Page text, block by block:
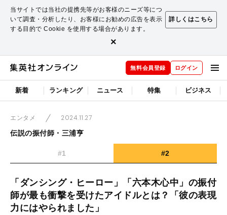
当サイトでは当社の提携先等がお客様のニーズ等につ
いて調査・分析したり、お客様にお勧めの広告を表示
する目的で Cookie を使用する場合があります。
詳しくはこちら
×
無料会員登録 ログイン
新着 ランキング ニュース 特集 ビジネス
エンタメ
2024.11.27
伝説の振付師・三浦亨
#1 #2
「ダンシング・ヒーロー」「六本木心中」の振付
師が最も衝撃を受けたアイドルとは？「彼の表現
力にはやられました」